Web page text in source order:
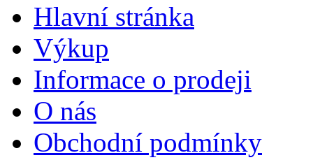
Hlavní stránka
Výkup
Informace o prodeji
O nás
Obchodní podmínky